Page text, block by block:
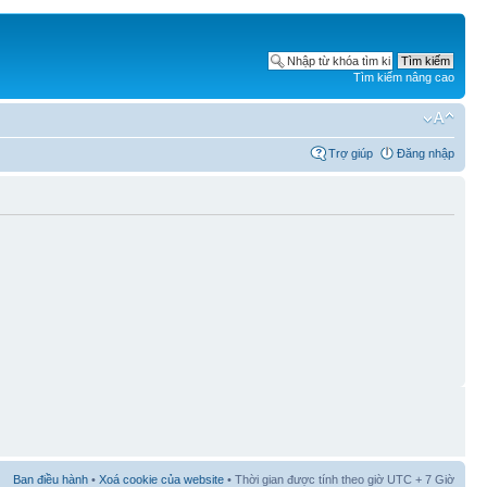
Tìm kiếm nâng cao
Trợ giúp Đăng nhập
Ban điều hành • Xoá cookie của website • Thời gian được tính theo giờ UTC + 7 Giờ